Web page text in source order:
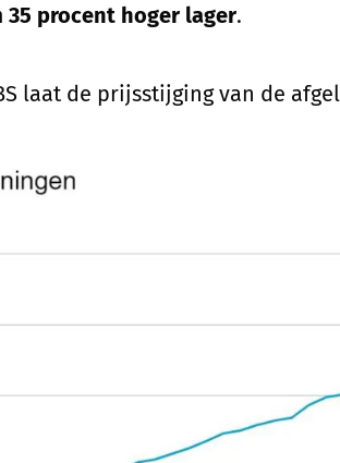
35 procent hoger lager.
laat de prijsstijging van de